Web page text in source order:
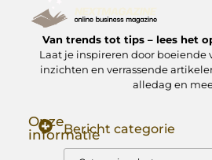
Van trends tot tips – lees het
Laat je inspireren door boeiende
inzichten en verrassende
alledag en
Onze
informatieBericht categorie